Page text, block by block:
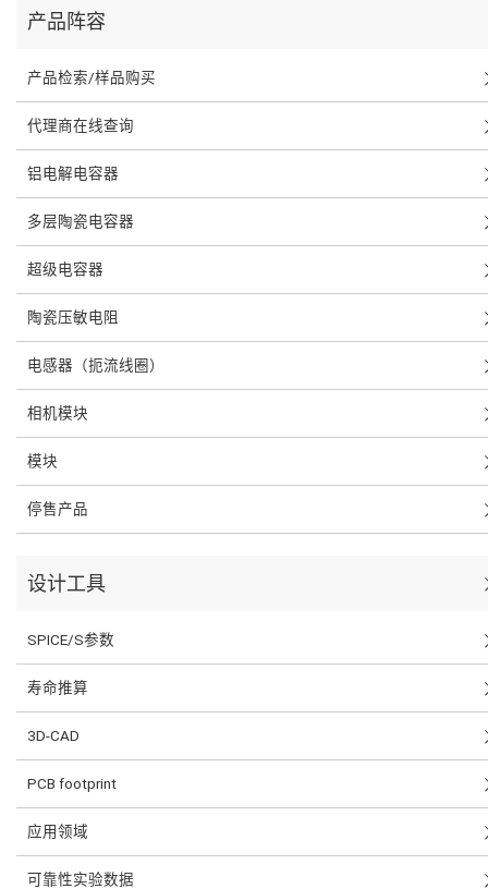
产品阵容
产品检索/样品购买
代理商在线查询
铝电解电容器
多层陶瓷电容器
超级电容器
陶瓷压敏电阻
电感器（扼流线圈）
相机模块
模块
停售产品
设计工具
SPICE/S参数
寿命推算
3D-CAD
PCB footprint
应用领域
可靠性实验数据